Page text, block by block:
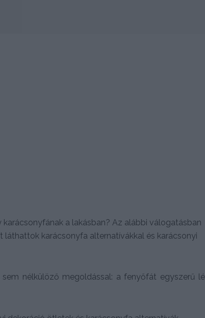
a lakásban? Az alábbi válogatásban
karácsonyfa alternatívákkal és karácsonyi
nélkülöző megoldással: a fenyőfát egyszerű